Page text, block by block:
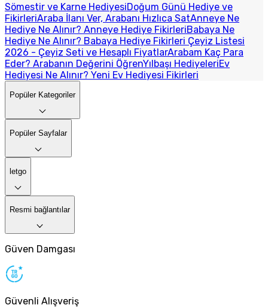
Sömestir ve Karne HediyesiDoğum Günü Hediye ve
FikirleriAraba İlanı Ver, Arabanı Hızlıca SatAnneye Ne
Hediye Ne Alınır? Anneye Hediye FikirleriBabaya Ne
Hediye Ne Alınır? Babaya Hediye Fikirleri Çeyiz Listesi
2026 - Çeyiz Seti ve Hesaplı FiyatlarArabam Kaç Para
Eder? Arabanın Değerini ÖğrenYılbaşı HediyeleriEv
Hediyesi Ne Alınır? Yeni Ev Hediyesi Fikirleri
Popüler Kategoriler
Popüler Sayfalar
letgo
Resmi bağlantılar
Güven Damgası
Güvenli Alışveriş